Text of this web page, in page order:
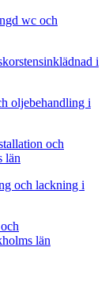
wc och
i
oljebehandling i
och
län
och lackning i
län